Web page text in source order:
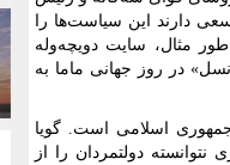
دارند این سیاست‌ها را
مثال، سایت دویچه‌وله
در روز جهانی ماما به
اسلامی است. گویا
دولتمردان را از